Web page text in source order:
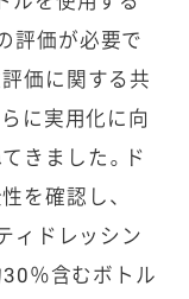
評価が必要で
価に関する共
らに実用化に向
きました。ド
を確認し、
ィドレッシン
30％含むボトル